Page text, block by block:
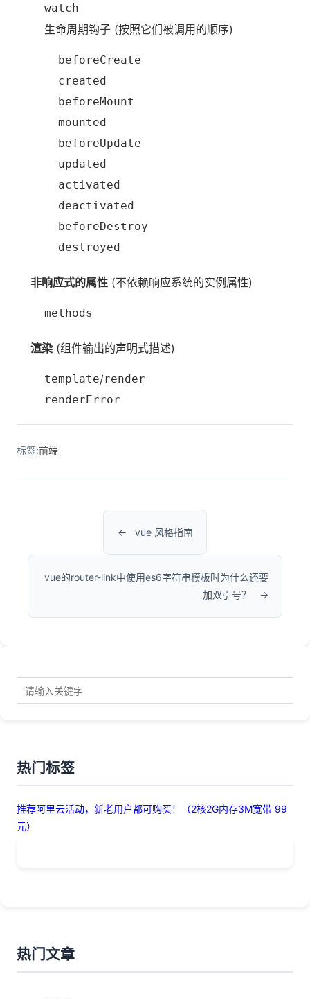
watch
生命周期钩子 (按照它们被调用的顺序)
beforeCreate
created
beforeMount
mounted
beforeUpdate
updated
activated
deactivated
beforeDestroy
destroyed
非响应式的属性 (不依赖响应系统的实例属性)
methods
渲染 (组件输出的声明式描述)
template/render
renderError
标签:前端
vue 风格指南
vue的router-link中使用es6字符串模板时为什么还要
加双引号？
热门标签
推荐阿里云活动，新老用户都可购买！（2核2G内存3M宽带 99
元）
热门文章